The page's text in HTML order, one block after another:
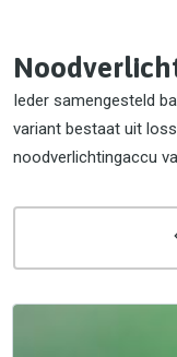
Ieder samengesteld
variant bestaat uit
noodverlichtingaccu